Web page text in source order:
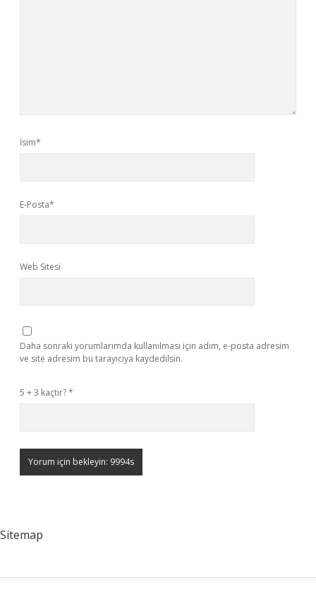
İsim*
E-Posta*
Web Sitesi
Daha sonraki yorumlarımda kullanılması için adım, e-posta adresim
ve site adresim bu tarayıcıya kaydedilsin.
5 + 3 kaçtır?*
Sitemap